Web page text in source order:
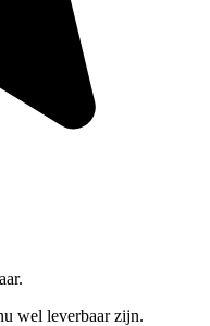
wel leverbaar zijn.